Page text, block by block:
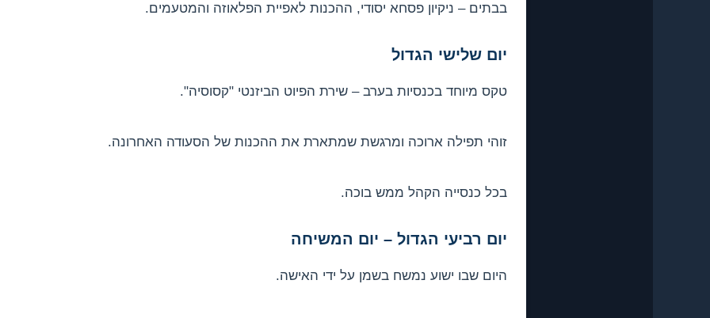
בבתים – ניקיון פסחא יסודי, ההכנות לאפיית הפלאוזה והמטעמים.
יום שלישי הגדול
טקס מיוחד בכנסיות בערב – שירת הפיוט הביזנטי "קסוסיה".
זוהי תפילה ארוכה ומרגשת שמתארת את ההכנות של הסעודה האחרונה.
בכל כנסייה הקהל ממש בוכה.
יום רביעי הגדול – יום המשיחה
היום שבו ישוע נמשח בשמן על ידי האישה.